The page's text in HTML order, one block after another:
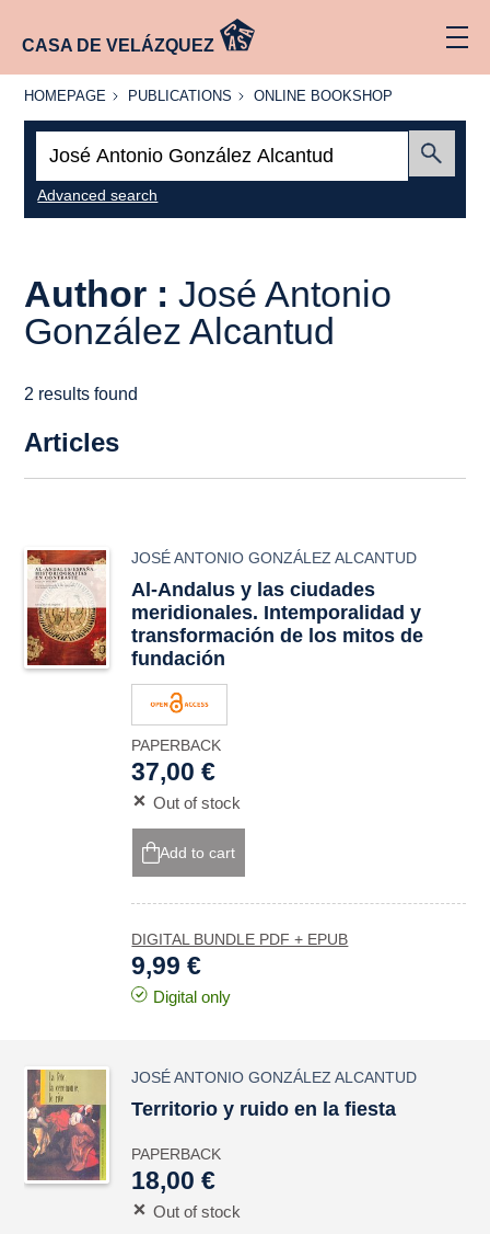
CASA DE VELÁZQUEZ
HOMEPAGE
HOMEPAGE PUBLICATIONS
PUBLICATIONS
ONLINE
ONLINE BOOKSHOP
Advanced search
Author :José Antonio
González Alcantud
2 results found
Articles
JOSÉ ANTONIO GONZÁLEZ ALCANTUD
Al-Andalus y las ciudades
meridionales. Intemporalidad y
transformación de los mitos de
fundación
PAPERBACK
37,00 €
Out of stock
Add to cart
DIGITAL BUNDLE PDF + EPUB
9,99 €
Digital only
JOSÉ ANTONIO GONZÁLEZ ALCANTUD
Territorio y ruido en la fiesta
PAPERBACK
18,00 €
Out of stock